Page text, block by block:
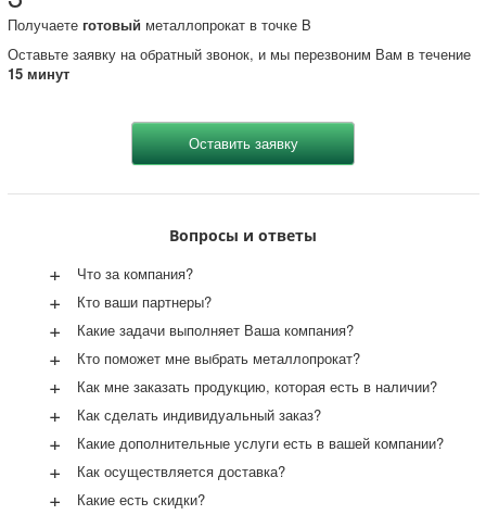
Получаете готовый металлопрокат в точке B
Оставьте заявку на обратный звонок, и мы перезвоним Вам в течение
15 минут
Вопросы и ответы
+ Что за компания?
+ Кто ваши партнеры?
+ Какие задачи выполняет Ваша компания?
+ Кто поможет мне выбрать металлопрокат?
+ Как мне заказать продукцию, которая есть в наличии?
+ Как сделать индивидуальный заказ?
+ Какие дополнительные услуги есть в вашей компании?
+ Как осуществляется доставка?
+ Какие есть скидки?